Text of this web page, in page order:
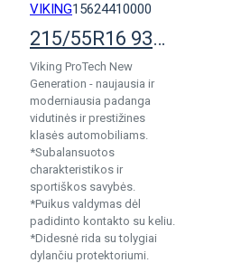
VIKING15624410000
215/55R16 93V Viking ProTech NewGen
Viking ProTech New
Generation - naujausia ir
moderniausia padanga
vidutinės ir prestižines
klasės automobiliams.
*Subalansuotos
charakteristikos ir
sportiškos savybės.
*Puikus valdymas dėl
padidinto kontakto su keliu.
*Didesnė rida su tolygiai
dylančiu protektoriumi.